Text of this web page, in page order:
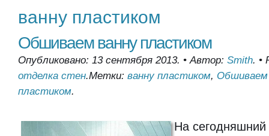
ванну пластиком
Обшиваем ванну пластиком
Опубликовано: 13 сентября 2013. •Автор: Smith. •
отделка стен.Метки: ванну пластиком, Обшиваем
пластиком.
На сегодняшний